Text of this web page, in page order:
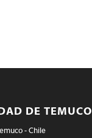
DE TEMUCO
- Chile